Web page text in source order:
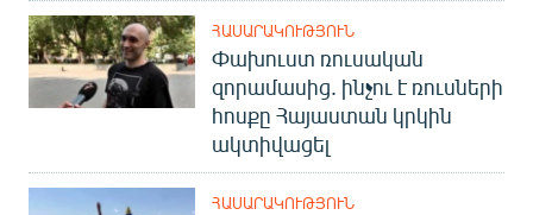
ՀԱՍԱՐԱԿՈՒԹՅՈՒՆ
Փախուստ ռուսական
զորամասից. ինչու է ռուսների
հոսքը Հայաստան կրկին
ակտիվացել
ՀԱՍԱՐԱԿՈՒԹՅՈՒՆ